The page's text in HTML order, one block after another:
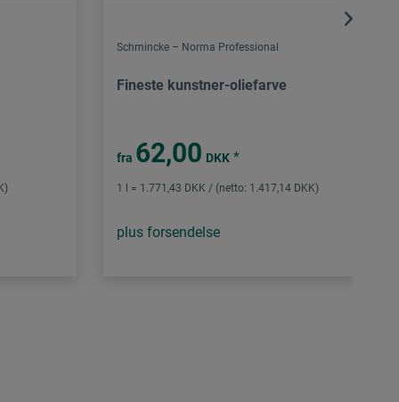
Schmincke – Norma Professional
Fineste kunstner-oliefarve
fra 62,00 DKK *
1 l = 1.771,43 DKK / (netto: 1.417,14 DKK)
plus forsendelse